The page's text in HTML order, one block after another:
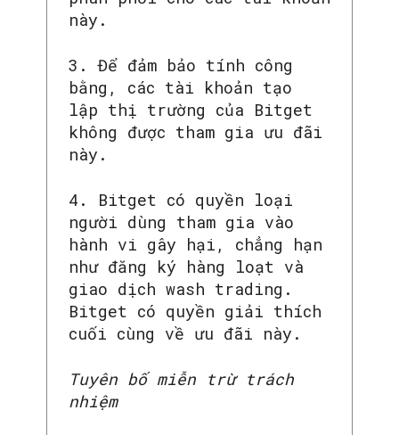
này.
3. Để đảm bảo tính công
bằng, các tài khoản tạo
lập thị trường của Bitget
không được tham gia ưu đãi
này.
4. Bitget có quyền loại
người dùng tham gia vào
hành vi gây hại, chẳng hạn
như đăng ký hàng loạt và
giao dịch wash trading.
Bitget có quyền giải thích
cuối cùng về ưu đãi này.
Tuyên bố miễn trừ trách
nhiệm